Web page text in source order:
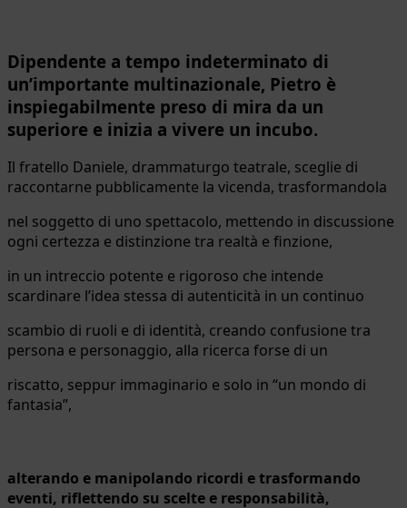
Dipendente a tempo indeterminato di
un’importante multinazionale, Pietro è
inspiegabilmente preso di mira da un
superiore e inizia a vivere un incubo.
Il fratello Daniele, drammaturgo teatrale, sceglie di
raccontarne pubblicamente la vicenda, trasformandola
nel soggetto di uno spettacolo, mettendo in discussione
ogni certezza e distinzione tra realtà e finzione,
in un intreccio potente e rigoroso che intende
scardinare l’idea stessa di autenticità in un continuo
scambio di ruoli e di identità, creando confusione tra
persona e personaggio, alla ricerca forse di un
riscatto, seppur immaginario e solo in “un mondo di
fantasia”,
alterando e manipolando ricordi e trasformando
eventi, riflettendo su scelte e responsabilità,